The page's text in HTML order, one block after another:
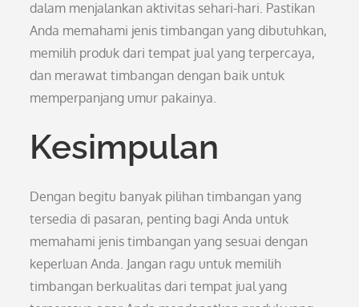
dalam menjalankan aktivitas sehari-hari. Pastikan
Anda memahami jenis timbangan yang dibutuhkan,
memilih produk dari tempat jual yang terpercaya,
dan merawat timbangan dengan baik untuk
memperpanjang umur pakainya.
Kesimpulan
Dengan begitu banyak pilihan timbangan yang
tersedia di pasaran, penting bagi Anda untuk
memahami jenis timbangan yang sesuai dengan
keperluan Anda. Jangan ragu untuk memilih
timbangan berkualitas dari tempat jual yang